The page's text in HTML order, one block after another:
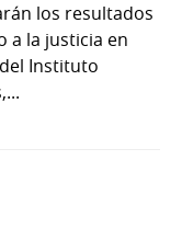
los resultados
a la justicia en
Instituto